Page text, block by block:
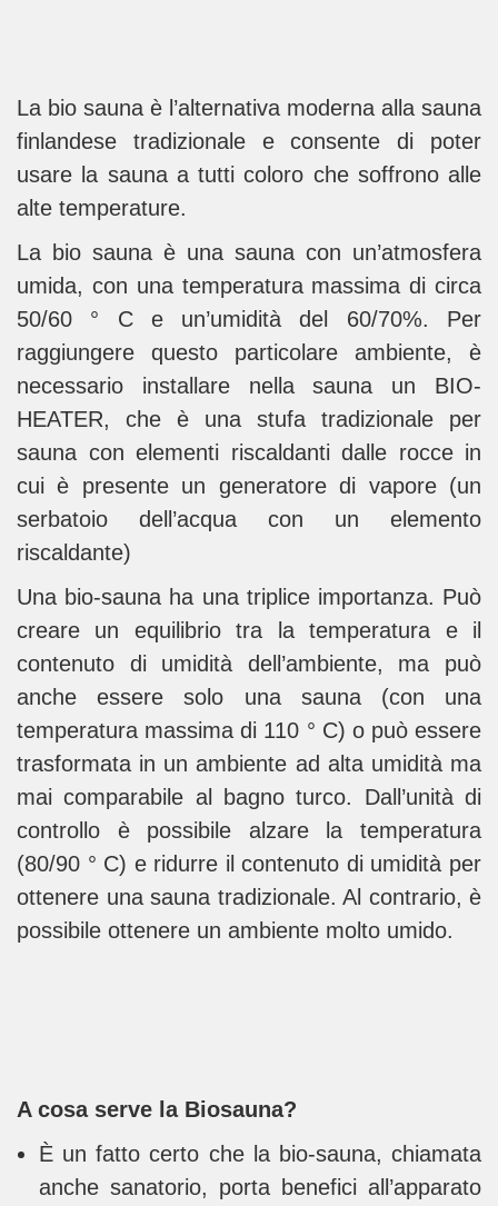
La bio sauna è l’alternativa moderna alla sauna
finlandese tradizionale e consente di poter
usare la sauna a tutti coloro che soffrono alle
alte temperature.
La bio sauna è una sauna con un’atmosfera
umida, con una temperatura massima di circa
50/60 ° C e un’umidità del 60/70%. Per
raggiungere questo particolare ambiente, è
necessario installare nella sauna un BIO-
HEATER, che è una stufa tradizionale per
sauna con elementi riscaldanti dalle rocce in
cui è presente un generatore di vapore (un
serbatoio dell’acqua con un elemento
riscaldante)
Una bio-sauna ha una triplice importanza. Può
creare un equilibrio tra la temperatura e il
contenuto di umidità dell’ambiente, ma può
anche essere solo una sauna (con una
temperatura massima di 110 ° C) o può essere
trasformata in un ambiente ad alta umidità ma
mai comparabile al bagno turco. Dall’unità di
controllo è possibile alzare la temperatura
(80/90 ° C) e ridurre il contenuto di umidità per
ottenere una sauna tradizionale. Al contrario, è
possibile ottenere un ambiente molto umido.
A cosa serve la Biosauna?
È un fatto certo che la bio-sauna, chiamata
anche sanatorio, porta benefici all’apparato